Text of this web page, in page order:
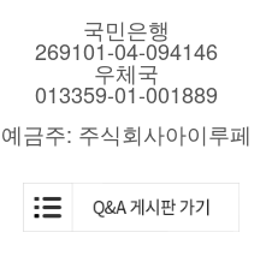
국민은행
269101-04-094146
우체국
013359-01-001889
예금주: 주식회사아이루페